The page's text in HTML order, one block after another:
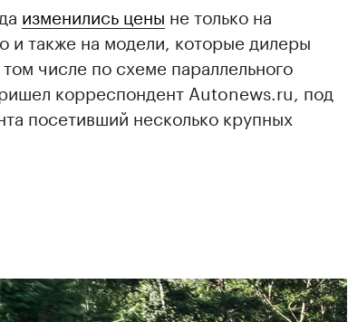
изменились цены не только на
и также на модели, которые дилеры
числе по схеме параллельного
корреспондент Autonews.ru, под
посетивший несколько крупных